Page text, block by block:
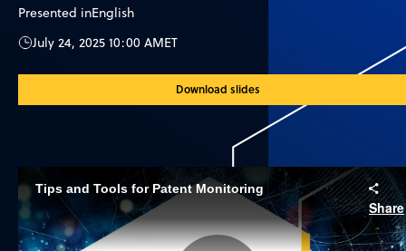
Presented inEnglish
July 24, 2025 10:00 AMET
Download slides
Tips and Tools for Patent Monitoring
Share